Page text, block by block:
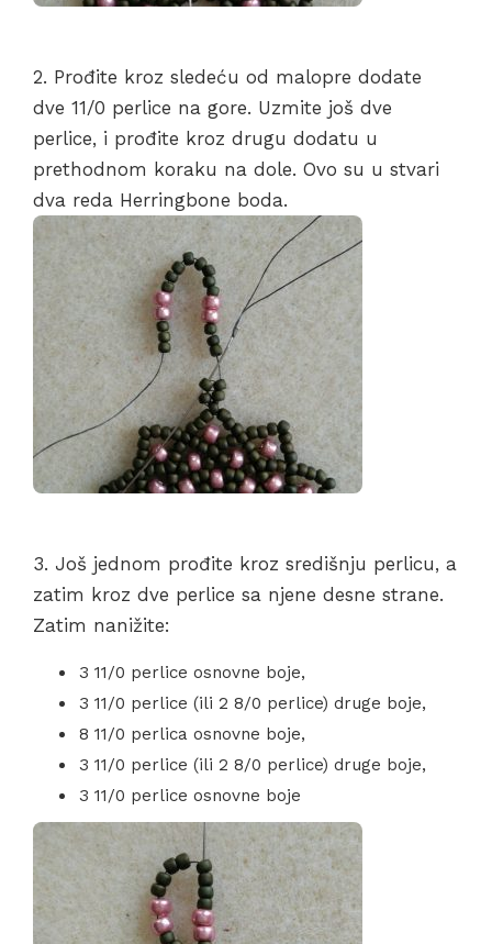
2. Prođite kroz sledeću od malopre dodate
dve 11/0 perlice na gore. Uzmite još dve
perlice, i prođite kroz drugu dodatu u
prethodnom koraku na dole. Ovo su u stvari
dva reda Herringbone boda.
3. Još jednom prođite kroz središnju perlicu, a
zatim kroz dve perlice sa njene desne strane.
Zatim nanižite:
3 11/0 perlice osnovne boje,
3 11/0 perlice (ili 2 8/0 perlice) druge boje,
8 11/0 perlica osnovne boje,
3 11/0 perlice (ili 2 8/0 perlice) druge boje,
3 11/0 perlice osnovne boje